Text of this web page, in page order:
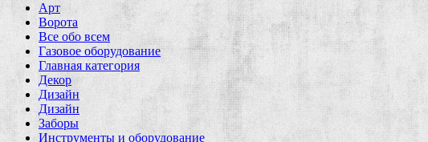
Арт
Ворота
Все обо всем
Газовое оборудование
Главная категория
Декор
Дизайн
Дизайн
Заборы
Инструменты и оборудование